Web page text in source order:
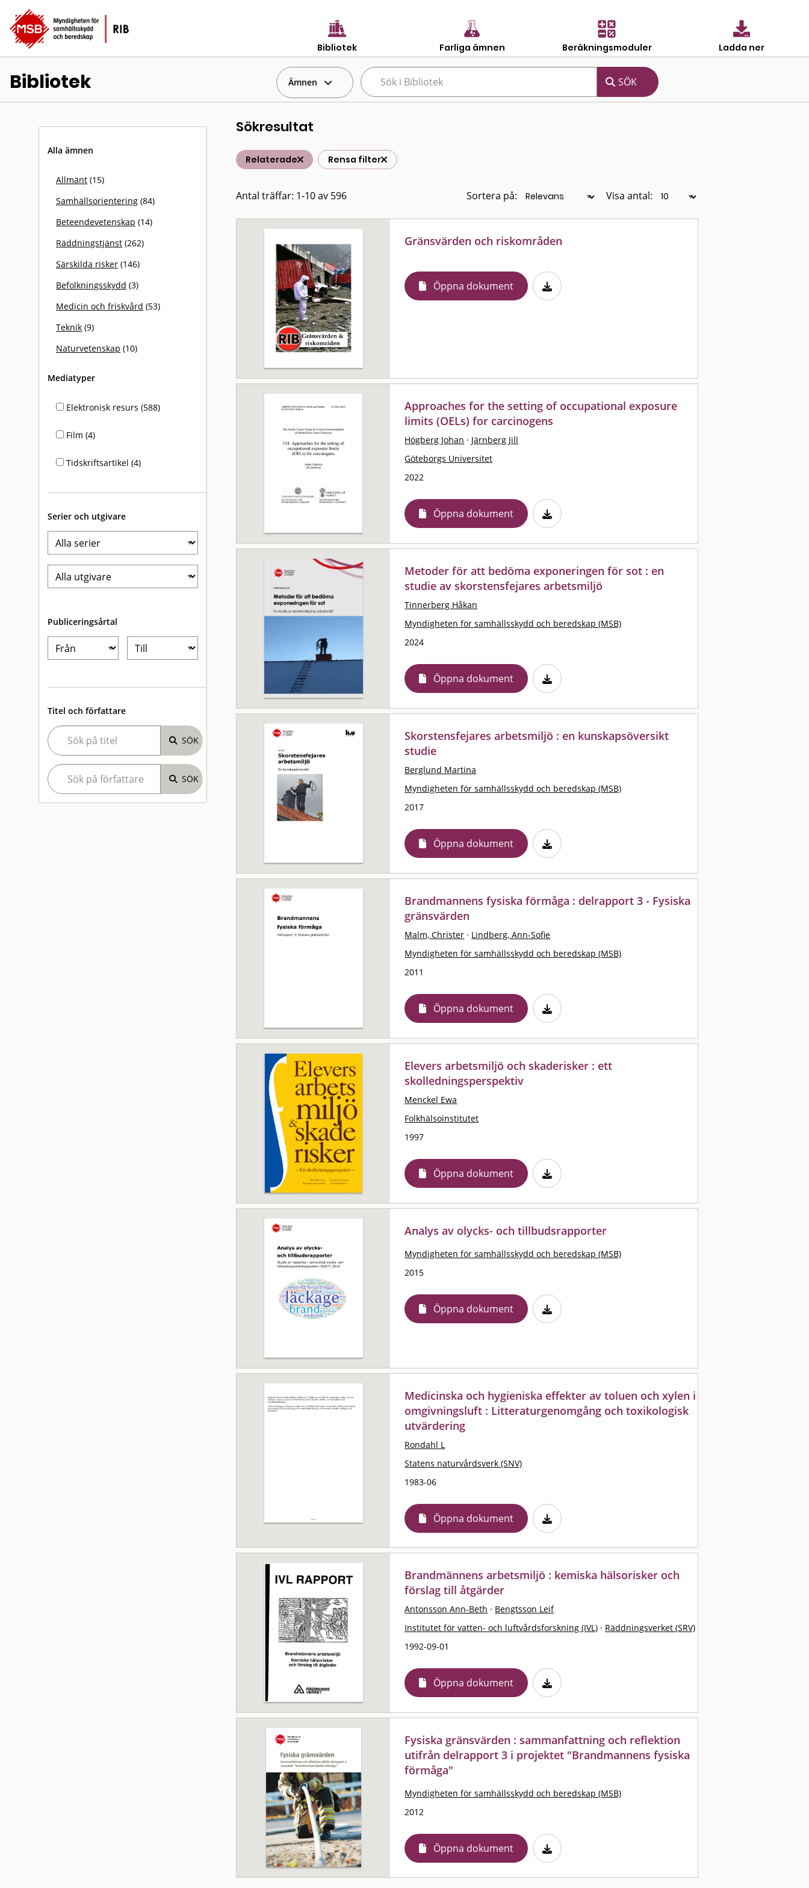
Bibliotek Farliga ämnen Beräkningsmoduler Ladda ner
Bibliotek Ämnen
Alla ämnen
Allmänt (15)
Samhällsorientering (84)
Beteendevetenskap (14)
Räddningstjänst (262)
Särskilda risker (146)
Befolkningsskydd (3)
Medicin och friskvård (53)
Teknik (9)
Naturvetenskap (10)
Mediatyper
Elektronisk resurs (588)
Film (4)
Tidskriftsartikel (4)
Serier och utgivare
Publiceringsårtal
Titel och författare
Sökresultat
Relaterade Rensa filter
Antal träffar: 1-10 av 596 Sortera på: Visa antal:
Gränsvärden och riskområden
Öppna dokument
Approaches for the setting of occupational exposure
limits (OELs) for carcinogens
Högberg Johan · Järnberg Jill
Göteborgs Universitet
2022
Öppna dokument
Metoder för att bedöma exponeringen för sot : en
studie av skorstensfejares arbetsmiljö
Tinnerberg Håkan
Myndigheten för samhällsskydd och beredskap (MSB)
2024
Öppna dokument
Skorstensfejares arbetsmiljö : en kunskapsöversikt
studie
Berglund Martina
Myndigheten för samhällsskydd och beredskap (MSB)
2017
Öppna dokument
Brandmannens fysiska förmåga : delrapport 3 - Fysiska
gränsvärden
Malm, Christer · Lindberg, Ann-Sofie
Myndigheten för samhällsskydd och beredskap (MSB)
2011
Öppna dokument
Elevers arbetsmiljö och skaderisker : ett
skolledningsperspektiv
Menckel Ewa
Folkhälsoinstitutet
1997
Öppna dokument
Analys av olycks- och tillbudsrapporter
Myndigheten för samhällsskydd och beredskap (MSB)
2015
Öppna dokument
Medicinska och hygieniska effekter av toluen och xylen i
omgivningsluft : Litteraturgenomgång och toxikologisk
utvärdering
Rondahl L
Statens naturvårdsverk (SNV)
1983-06
Öppna dokument
Brandmännens arbetsmiljö : kemiska hälsorisker och
förslag till åtgärder
Antonsson Ann-Beth · Bengtsson Leif
Institutet för vatten- och luftvårdsforskning (IVL) · Räddningsverket (SRV)
1992-09-01
Öppna dokument
Fysiska gränsvärden : sammanfattning och reflektion
utifrån delrapport 3 i projektet "Brandmannens fysiska
förmåga"
Myndigheten för samhällsskydd och beredskap (MSB)
2012
Öppna dokument